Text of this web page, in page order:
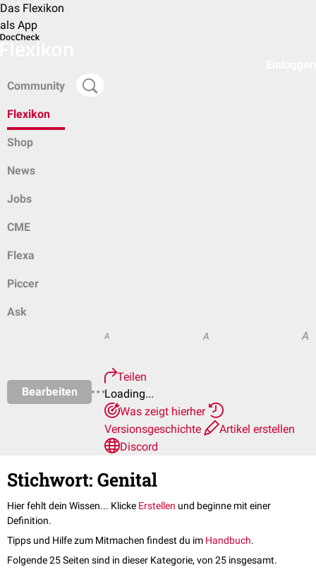
Das Flexikon
als App
Community
Flexikon
Shop
News
Jobs
CME
Flexa
Piccer
Ask
Bearbeiten
A A A
Teilen
Loading...
Was zeigt hierher
Versionsgeschichte
Artikel erstellen
Discord
Stichwort: Genital
Hier fehlt dein Wissen... Klicke Erstellen und beginne mit einer
Definition.
Tipps und Hilfe zum Mitmachen findest du im Handbuch.
Folgende 25 Seiten sind in dieser Kategorie, von 25 insgesamt.